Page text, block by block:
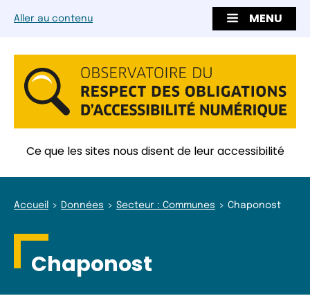
Aller au contenu MENU
Ce que les sites nous disent de leur accessibilité
Accueil Données Secteur : Communes Chaponost
Chaponost